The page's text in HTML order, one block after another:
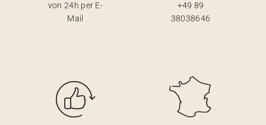
von 24h per E-
Mail
+49 89
38038646